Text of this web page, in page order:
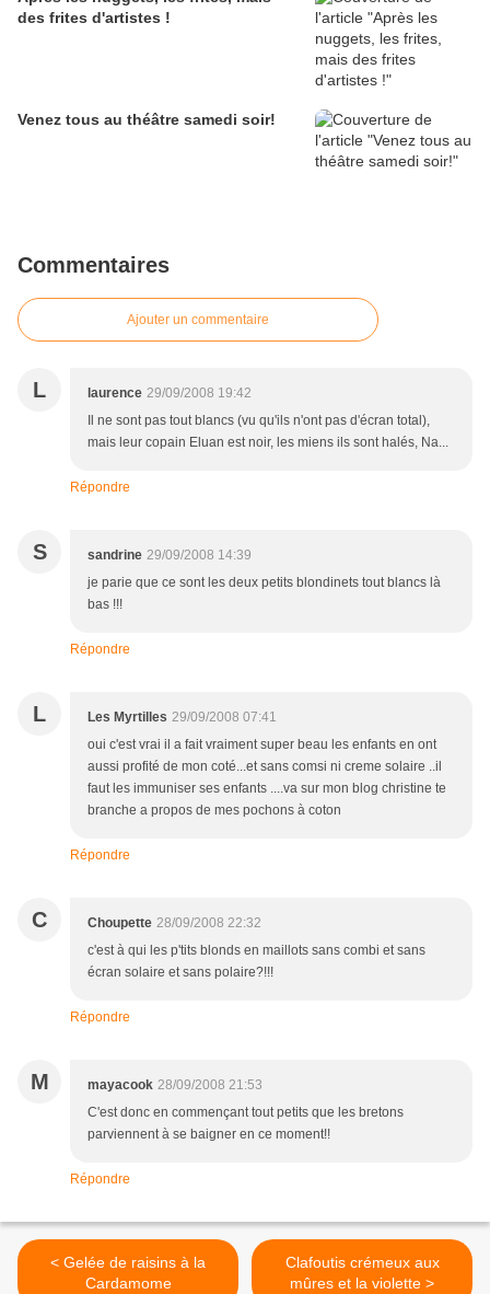
des frites d'artistes !
Venez tous au théâtre samedi soir!
Commentaires
Ajouter un commentaire
L laurence 29/09/2008 19:42
Il ne sont pas tout blancs (vu qu'ils n'ont pas d'écran total),
mais leur copain Eluan est noir, les miens ils sont halés, Na...
Répondre
S sandrine 29/09/2008 14:39
je parie que ce sont les deux petits blondinets tout blancs là
bas !!!
Répondre
L Les Myrtilles 29/09/2008 07:41
oui c'est vrai il a fait vraiment super beau les enfants en ont
aussi profité de mon coté...et sans comsi ni creme solaire ..il
faut les immuniser ses enfants ....va sur mon blog christine te
branche a propos de mes pochons à coton
Répondre
C Choupette 28/09/2008 22:32
c'est à qui les p'tits blonds en maillots sans combi et sans
écran solaire et sans polaire?!!!
Répondre
M mayacook 28/09/2008 21:53
C'est donc en commençant tout petits que les bretons
parviennent à se baigner en ce moment!!
Répondre
< Gelée de raisins à la
Cardamome
Clafoutis crémeux aux
mûres et la violette >